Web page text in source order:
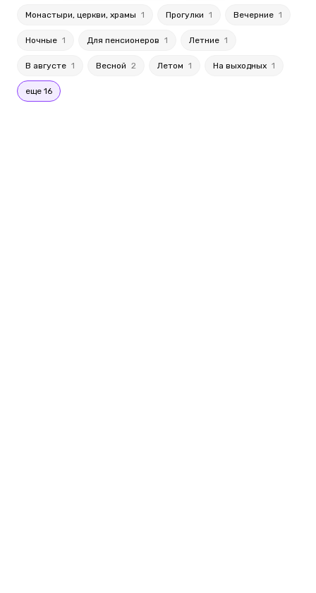
Монастыри, церкви, храмы 1 Прогулки 1 Вечерние 1
Ночные 1 Для пенсионеров 1 Летние 1
В августе 1 Весной 2 Летом 1 На выходных 1
еще 16